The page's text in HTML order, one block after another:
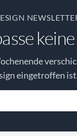
eingetroffen